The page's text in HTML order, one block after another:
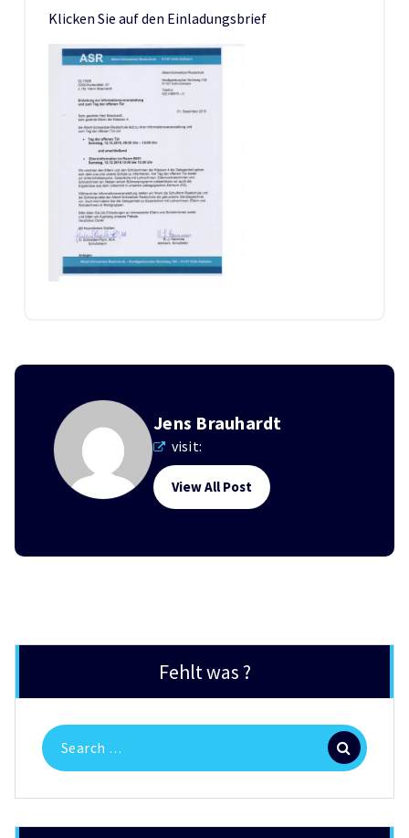
Klicken Sie auf den Einladungsbrief
Jens Brauhardt
visit:
View All Post
Fehlt was ?
Search
for: